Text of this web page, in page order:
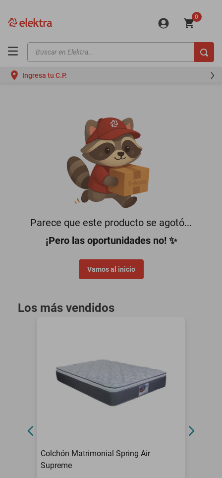
0
Buscar en Elektra...
Ingresa tu C.P.
Parece que este producto se agotó...
¡Pero las oportunidades no! ✨
Vamos al inicio
Los más vendidos
Colchón Matrimonial Spring Air
Supreme
motos
motoneta
oppo